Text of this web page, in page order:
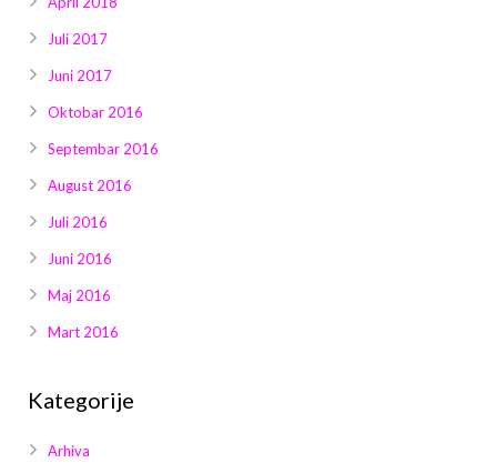
Juli 2017
Juni 2017
Oktobar 2016
Septembar 2016
August 2016
Juli 2016
Juni 2016
Maj 2016
Mart 2016
Kategorije
Arhiva